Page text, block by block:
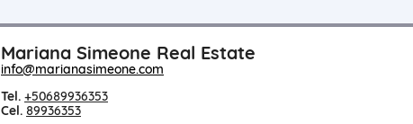
Mariana Simeone Real Estate
info@marianasimeone.com
Tel. +50689936353
Cel. 89936353